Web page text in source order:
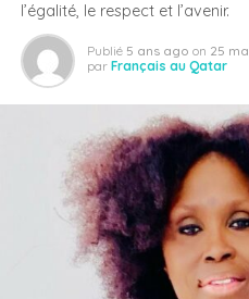
l’égalité, le respect et l’avenir.
Publié 5 ans ago on 25
par Français au Qatar